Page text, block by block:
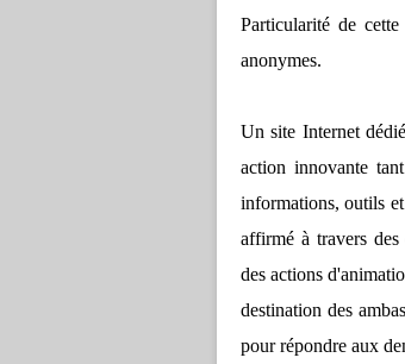
Particularité de
anonymes.
Un site Internet
action innovante
informations, outils
affirmé à travers des
des actions
destination des
pour répondre aux